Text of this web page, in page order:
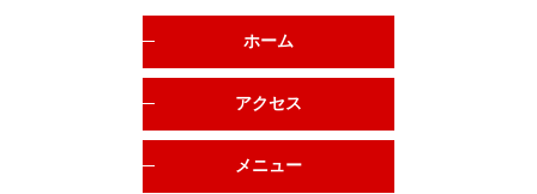
ホーム
アクセス
メニュー